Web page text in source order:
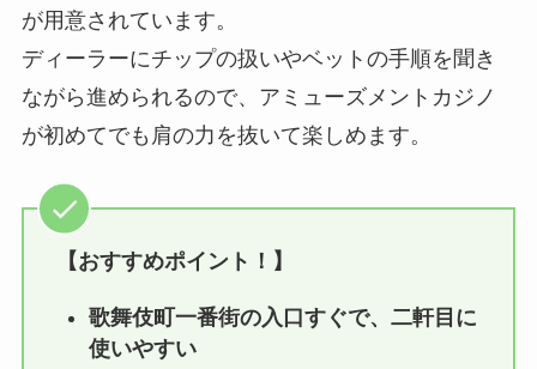
が用意されています。
ディーラーにチップの扱いやベットの手順を聞き
ながら進められるので、アミューズメントカジノ
が初めてでも肩の力を抜いて楽しめます。
【おすすめポイント！】
歌舞伎町一番街の入口すぐで、二軒目に
使いやすい